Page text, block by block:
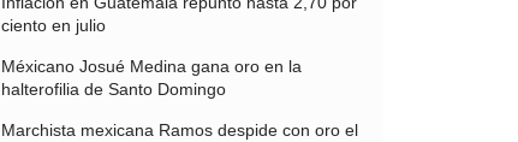
ciento en julio
Méxicano Josué Medina gana oro en la
halterofilia de Santo Domingo
Marchista mexicana Ramos despide con oro el